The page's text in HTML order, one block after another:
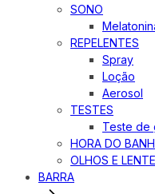
SONO
REPELENTES
Spray
Loção
Aerosol
TESTES
Teste de
HORA DO
OLHOS E
BARRA